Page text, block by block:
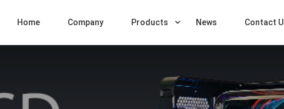
Home Company Products News Contact